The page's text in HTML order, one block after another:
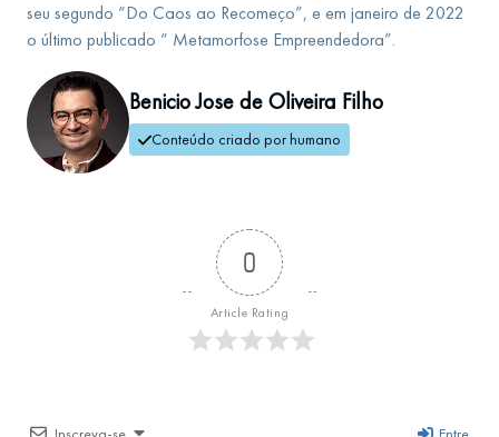
seu segundo “Do Caos ao Recomeço”, e em janeiro de 2022
o último publicado “ Metamorfose Empreendedora”.
Benicio Jose de Oliveira Filho
Conteúdo criado por humano
0
Article Rating